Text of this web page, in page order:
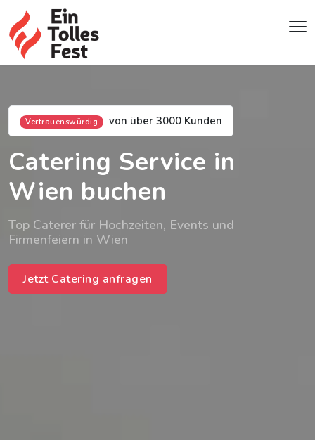
Vertrauenswürdig von über 3000 Kunden
Catering Service in
Wien buchen
Top Caterer für Hochzeiten, Events und
Firmenfeiern in Wien
Jetzt Catering anfragen